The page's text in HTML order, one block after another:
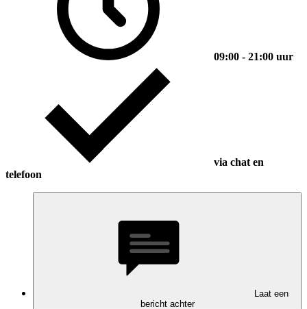
09:00 - 21:00 uur
via chat en
telefoon
Laat een
bericht achter